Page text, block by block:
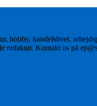
hobby, handelslivet,
redaktør. Kontakt os på